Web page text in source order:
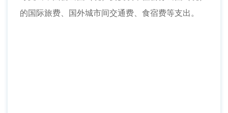
的国际旅费、国外城市间交通费、食宿费等支出。